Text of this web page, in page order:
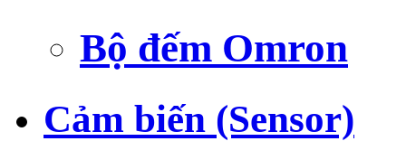
Bộ đếm Omron
Cảm biến (Sensor)